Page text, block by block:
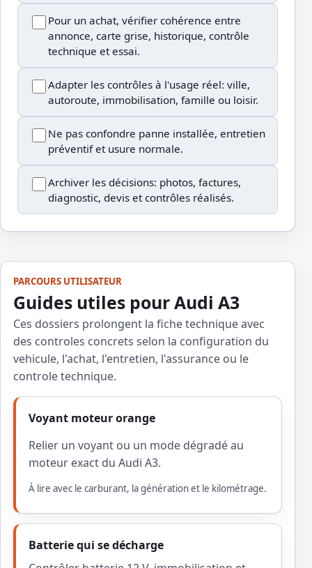
Pour un achat, vérifier cohérence entre
annonce, carte grise, historique, contrôle
technique et essai.
Adapter les contrôles à l'usage réel: ville,
autoroute, immobilisation, famille ou loisir.
Ne pas confondre panne installée, entretien
préventif et usure normale.
Archiver les décisions: photos, factures,
diagnostic, devis et contrôles réalisés.
PARCOURS UTILISATEUR
Guides utiles pour Audi A3
Ces dossiers prolongent la fiche technique avec
des controles concrets selon la configuration du
vehicule, l'achat, l'entretien, l'assurance ou le
controle technique.
Voyant moteur orange
Relier un voyant ou un mode dégradé au
moteur exact du Audi A3.
À lire avec le carburant, la génération et le kilométrage.
Batterie qui se décharge